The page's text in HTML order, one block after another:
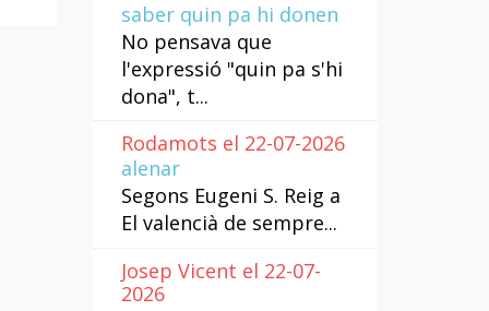
saber quin pa hi donen
No pensava que
l'expressió "quin pa s'hi
dona", t...
Rodamots el 22-07-2026
alenar
Segons Eugeni S. Reig a
El valencià de sempre...
Josep Vicent el 22-07-
2026